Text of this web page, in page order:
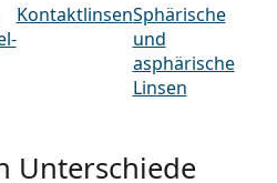
KontaktlinsenSphärische
und
asphärische
Linsen
Unterschiede